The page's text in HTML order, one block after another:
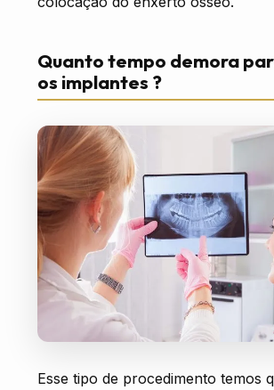
Quanto tempo demora
os implantes ?
Esse tipo de procedimento temos